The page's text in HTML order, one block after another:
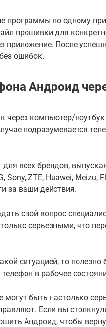
программы по одному
прошивки для
приложение. После
ошибок.
Андроид
через компьютер/
подразумевается
для всех брендов,
Sony, ZTE, Huawei,
за ваши действия.
свой вопрос
серьезными, что
ситуацией, то
в рабочее
могут быть настолько
Если вы
Андроид, чтобы